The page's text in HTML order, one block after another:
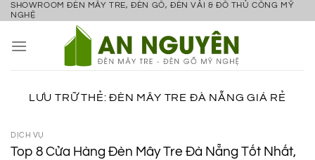
Bỏ
nội
SHOWROOM ĐÈN MÂY TRE, ĐÈN GỖ, ĐÈN VẢI & ĐỒ THỦ CÔNG MỸ
NGHỆ
LƯU TRỮ THẺ:ĐÈN MÂY TRE ĐÀ NẴNG GIÁ RẺ
DỊCH VỤ
Top 8 Cửa Hàng Đèn Mây Tre Đà Nẵng Tốt Nhất,